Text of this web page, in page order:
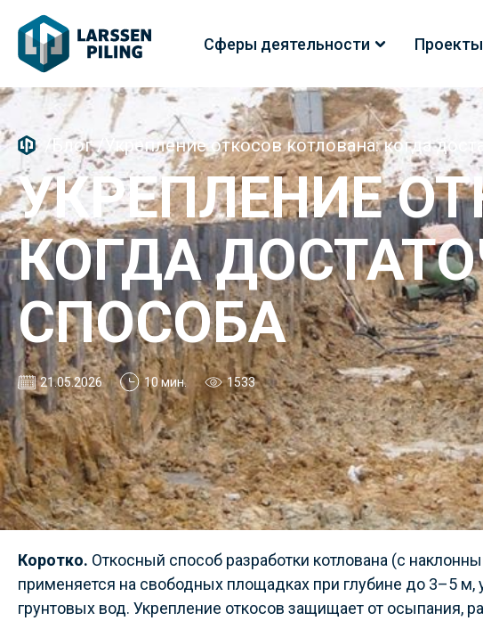
Сферы деятельности Проекты
/Блог/Укрепление откосов котлована: когда
УКРЕПЛЕНИЕ
КОГДА
СПОСОБА
21.05.2026 10 мин. 1533
Коротко. Откосный способ разработки котлована (с
применяется на свободных площадках при глубине до 3–5 м,
грунтовых вод. Укрепление откосов защищает от осыпания,